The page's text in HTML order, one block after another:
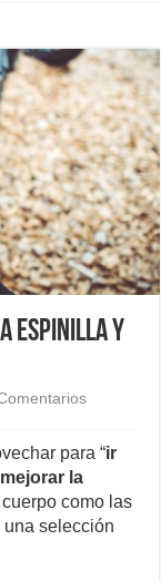
espinilla y
para “ir
mejorar la
como las
selección